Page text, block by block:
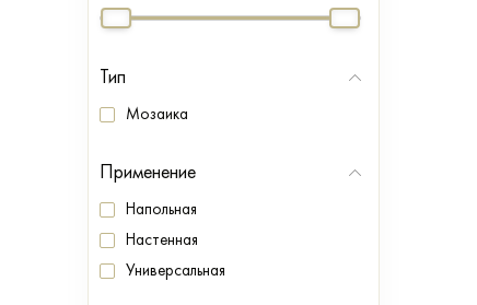
Тип
Мозаика
Применение
Напольная
Настенная
Универсальная